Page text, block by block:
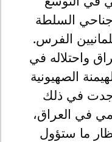
السلطة
الفرس.
واحتلاله في
الصهيونية
في ذلك
في العراق،
ما ستؤول